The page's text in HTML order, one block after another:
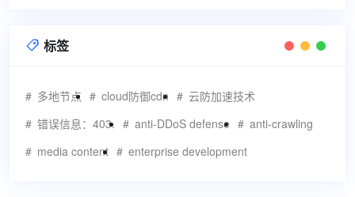
 标签
多地节点 cloud防御cdn
云防加速技术
错误信息：403.
anti-DDoS defense
anti-crawling
media content
enterprise development